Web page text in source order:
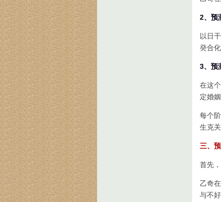
2、预
以日
癸合
3、预
在这
定婚
每个
生克
三、
首先
乙奇
与不